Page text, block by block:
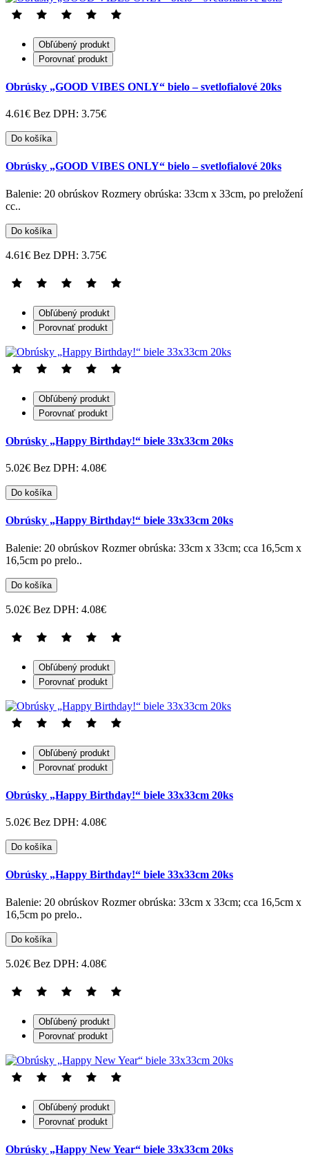
Obľúbený produkt
Porovnať produkt
Obrúsky „GOOD VIBES ONLY“ bielo – svetlofialové 20ks
4.61€ Bez DPH: 3.75€
Do košíka
Obrúsky „GOOD VIBES ONLY“ bielo – svetlofialové 20ks
Balenie: 20 obrúskov Rozmery obrúska: 33cm x 33cm, po preložení
cc..
Do košíka
4.61€ Bez DPH: 3.75€
Obľúbený produkt
Porovnať produkt
Obľúbený produkt
Porovnať produkt
Obrúsky „Happy Birthday!“ biele 33x33cm 20ks
5.02€ Bez DPH: 4.08€
Do košíka
Obrúsky „Happy Birthday!“ biele 33x33cm 20ks
Balenie: 20 obrúskov Rozmer obrúska: 33cm x 33cm; cca 16,5cm x
16,5cm po prelo..
Do košíka
5.02€ Bez DPH: 4.08€
Obľúbený produkt
Porovnať produkt
Obľúbený produkt
Porovnať produkt
Obrúsky „Happy Birthday!“ biele 33x33cm 20ks
5.02€ Bez DPH: 4.08€
Do košíka
Obrúsky „Happy Birthday!“ biele 33x33cm 20ks
Balenie: 20 obrúskov Rozmer obrúska: 33cm x 33cm; cca 16,5cm x
16,5cm po prelo..
Do košíka
5.02€ Bez DPH: 4.08€
Obľúbený produkt
Porovnať produkt
Obľúbený produkt
Porovnať produkt
Obrúsky „Happy New Year“ biele 33x33cm 20ks